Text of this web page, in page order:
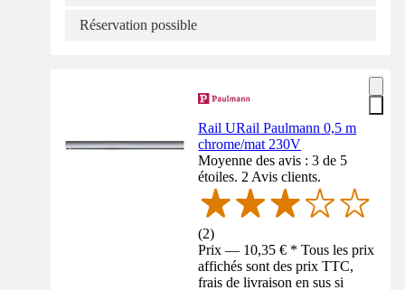
Réservation possible
Rail URail Paulmann 0,5 m
chrome/mat 230V
Moyenne des avis : 3 de 5
étoiles. 2 Avis clients.
(2)
Prix — 10,35 € * Tous les prix
affichés sont des prix TTC,
frais de livraison en sus si